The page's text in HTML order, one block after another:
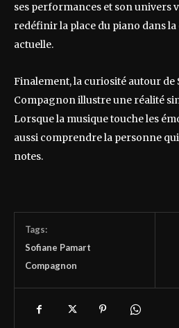
ses performances et son univers
redéfinir la place du piano dans
actuelle.
Finalement, la curiosité autour de
Compagnon illustre une réalité
Lorsque la musique touche les
aussi comprendre la personne
notes.
Tags:
Sofiane Pamart
Compagnon